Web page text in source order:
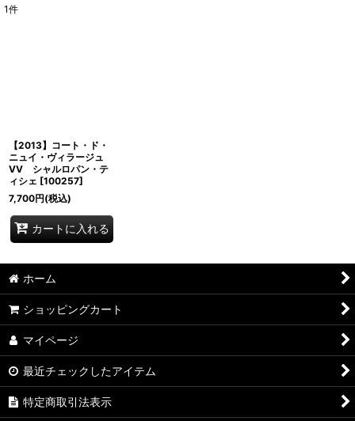
1件
【2013】コート・ド・
ニュイ・ヴィラージュ
VV シャルロパン・テ
ィシェ [100257]
7,700円(税込)
カートに入れる
ホーム
ショッピングカート
マイページ
最近チェックしたアイテム
特定商取引法表示